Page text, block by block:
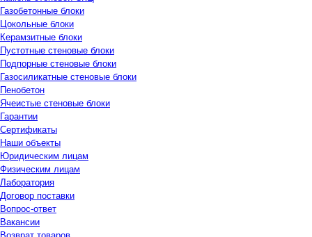
Газобетонные блоки
Цокольные блоки
Керамзитные блоки
Пустотные стеновые блоки
Подпорные стеновые блоки
Газосиликатные стеновые блоки
Пенобетон
Ячеистые стеновые блоки
Гарантии
Сертификаты
Наши объекты
Юридическим лицам
Физическим лицам
Лаборатория
Договор поставки
Вопрос-ответ
Вакансии
Возврат товаров